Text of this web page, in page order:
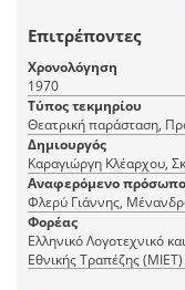
Επιτρέποντες
Χρονολόγηση
1970
Τύπος τεκμηρίου
Θεατρική παράσταση,
Δημιουργός
Αναφερόμενο πρόσωπο
Φλερύ Γιάννης,
Φορέας
Ελληνικό Λογοτεχνικό
Εθνικής Τραπέζης (ΜΙΕΤ)